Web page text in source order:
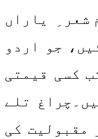
شعر ِ یاراں
جو اردو
کسی قیمتی
تلے
مقبولیت کی